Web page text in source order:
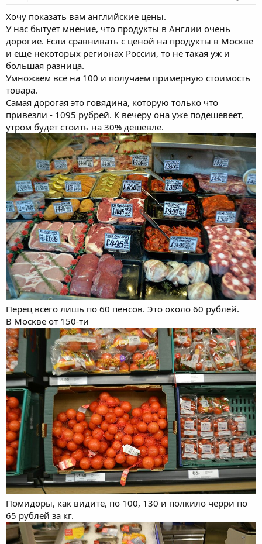
Хочу показать вам английские цены.
У нас бытует мнение, что продукты в Англии очень
дорогие. Если сравнивать с ценой на продукты в Москве
и еще некоторых регионах России, то не такая уж и
большая разница.
Умножаем всё на 100 и получаем примерную стоимость
товара.
Самая дорогая это говядина, которую только что
привезли - 1095 рубрей. К вечеру она уже подешевеет,
утром будет стоить на 30% дешевле.
Перец всего лишь по 60 пенсов. Это около 60 рублей.
В Москве от 150-ти
Помидоры, как видите, по 100, 130 и полкило черри по
65 рублей за кг.